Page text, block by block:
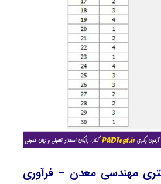
مهندسی معدن – فرآوری